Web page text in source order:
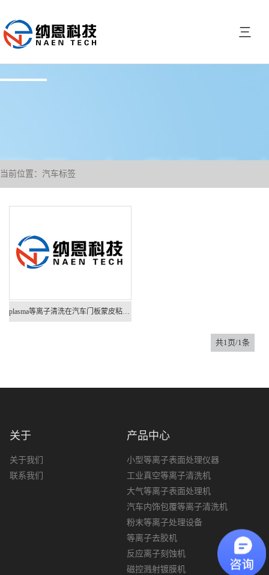
三
当前位置：汽车标签
plasma等离子清洗在汽车门板蒙皮粘合前清洗中的应用
共1页/1条
关于
关于我们
联系我们
产品中心
小型等离子表面处理仪器
工业真空等离子清洗机
大气等离子表面处理机
汽车内饰包覆等离子清洗机
粉末等离子处理设备
等离子去胶机
反应离子刻蚀机
磁控溅射镀膜机